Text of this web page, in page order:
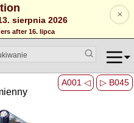
sierpnia 2026
after 16. lipca
×
A001 ◁ ▷ B045